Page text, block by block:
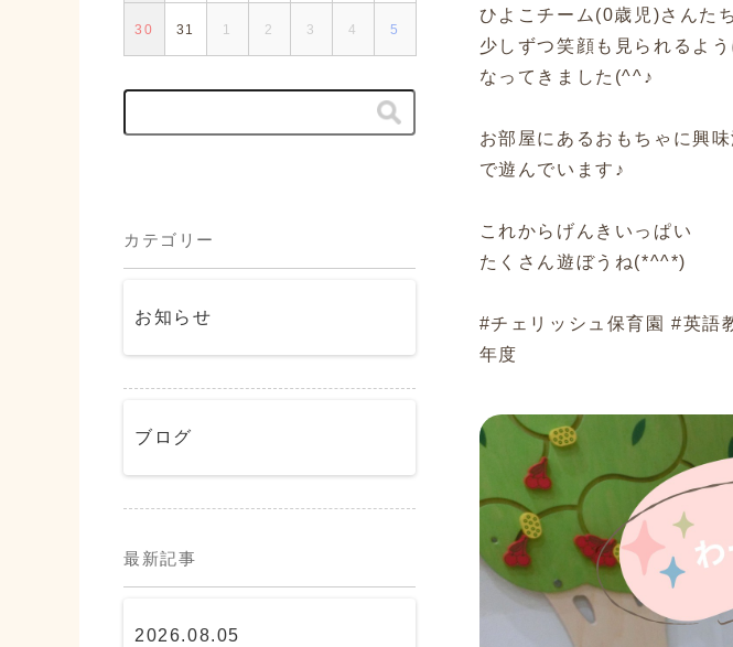
30 31 1 2 3 4 5
カテゴリー
お知らせ
ブログ
最新記事
2026.08.05
ひよこチーム(0歳児)さんた
少しずつ笑顔も見られるよう
なってきました(^^♪
お部屋にあるおもちゃに興味
で遊んでいます♪
これからげんきいっぱい
たくさん遊ぼうね(*^^*)
#チェリッシュ保育園 #英語
年度